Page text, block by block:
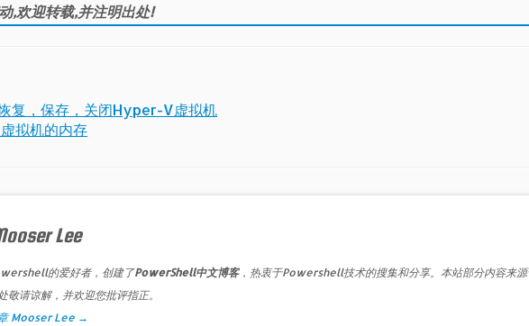
,欢迎转载,并注明出处!
复，保存，关闭Hyper-V虚拟机
拟机的内存
Lee
的爱好者，创建了PowerShell中文博客，热衷于Powershell技术的搜集和分享。本站部分内容来源
敬请谅解，并欢迎您批评指正。
Mooser Lee →